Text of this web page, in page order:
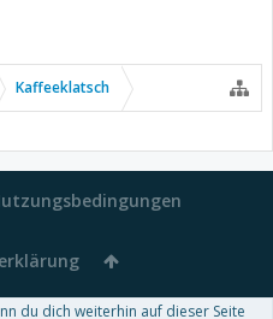
Kaffeeklatsch
du dich weiterhin auf dieser Seite